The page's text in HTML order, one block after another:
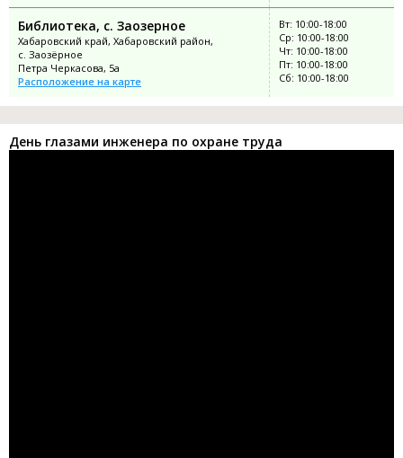
Библиотека, с. Заозерное
Хабаровский край, Хабаровский район,
с. Заозёрное
Петра Черкасова, 5а
Расположение на карте
Вт: 10:00-18:00
Ср: 10:00-18:00
Чт: 10:00-18:00
Пт: 10:00-18:00
Сб: 10:00-18:00
День глазами инженера по охране труда